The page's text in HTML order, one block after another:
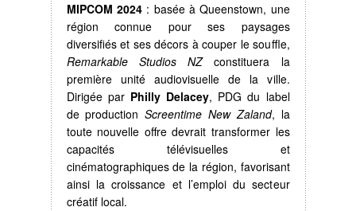
MIPCOM 2024: basée à Queenstown, une
région connue pour ses paysages
diversifiés et ses décors à couper le souffle,
Remarkable Studios NZconstituera la
première unité audiovisuelle de la ville.
Dirigée par Philly Delacey, PDG du label
de productionScreentime New Zaland, la
toute nouvelle offre devrait transformer les
capacités télévisuelles et
cinématographiques de la région, favorisant
ainsi la croissance et l’emploi du secteur
créatif local.